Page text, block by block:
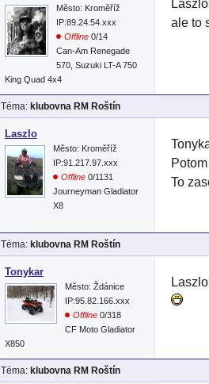
Město: Kroměříž
IP:89.24.54.xxx
Offline 0/14
Can-Am Renegade
570, Suzuki LT-A 750
King Quad 4x4
ale to
Téma: klubovna RM Roštín
Laszlo
Město: Kroměříž
IP:91.217.97.xxx
Offline 0/1131
Journeyman Gladiator
X8
To
Téma: klubovna RM Roštín
Tonykar
Město: Ždánice
IP:95.82.166.xxx
Offline 0/318
CF Moto Gladiator
X850
Téma: klubovna RM Roštín